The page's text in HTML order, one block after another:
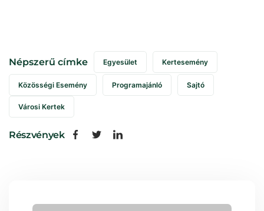
Népszerű címke Egyesület Kertesemény
Közösségi Esemény Programajánló Sajtó
Városi Kertek
Részvények